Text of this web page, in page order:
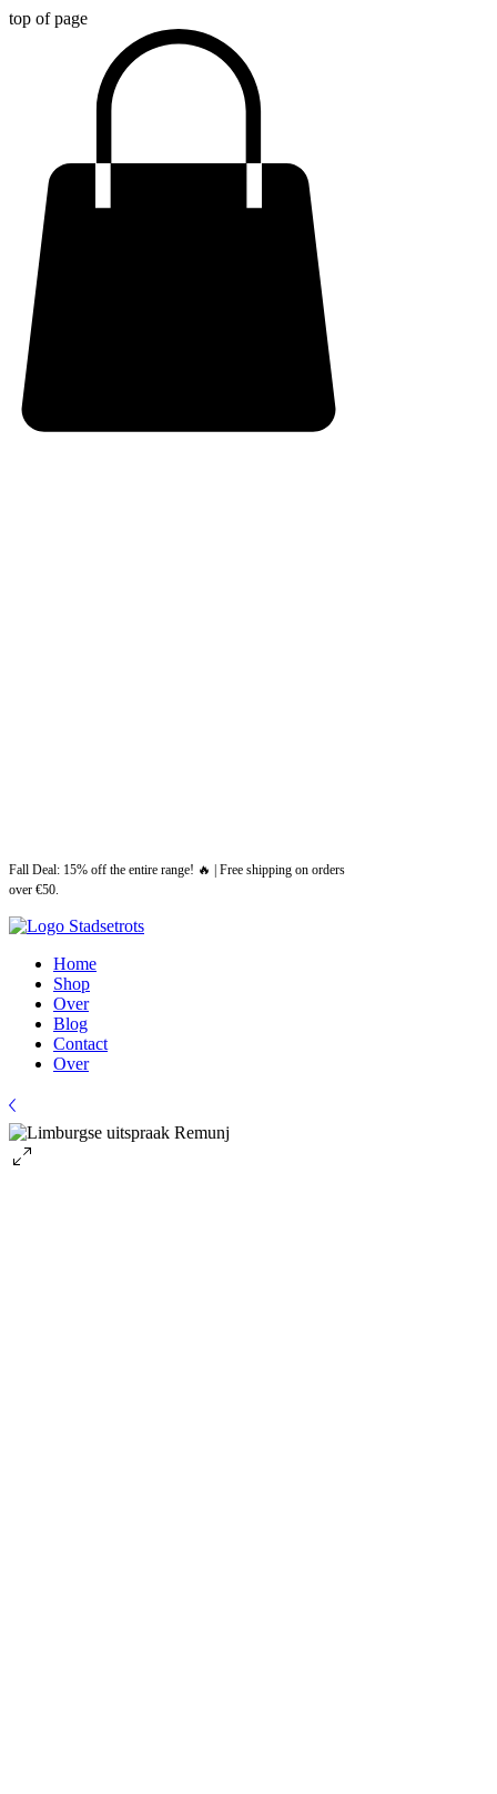
top of page
Fall Deal: 15% off the entire range! 🔥 | Free shipping on orders
over €50.
Home
Shop
Over
Blog
Contact
Over